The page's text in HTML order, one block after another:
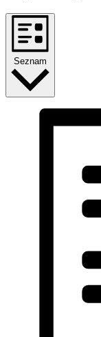
Seznam